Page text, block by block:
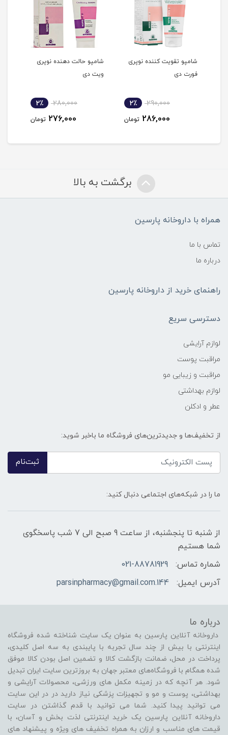
شامپو تقویت کننده نوپری
فورت دی
290,000 2٪
286,000 تومان
شامپو حالت دهنده نوپری
ویت دی
280,000 2٪
276,000 تومان
برگشت به بالا
همراه با داروخانه پارسین
تماس با ما
درباره ما
راهنمای خرید از داروخانه پارسین
دسترسی سریع
لوازم آرایشی
مراقبت پوست
مراقبت و زیبایی مو
لوازم بهداشتی
عطر و ادکلن
از تخفیف‌ها و جدیدترین‌های فروشگاه ما باخبر شوید:
ثبت‌نام
ما را در شبکه‌های اجتماعی دنبال کنید:
از شنبه تا پنجشنبه، از ساعت 9 صبح الی 7 شب پاسخگوی
شما هستیم
شماره تماس:
021-88781929
آدرس ایمیل:
144.parsinpharmacy@gmail.com
درباره ما
داروخانه آنلاین پارسین به عنوان یک سایت شناخته شده فروشگاه
اینترنتی با بیش از چند سال تجربه با پایبندی به سه اصل کلیدی،
پرداخت در محل، ضمانت بازگشت کالا و تضمین اصل بودن کالا موفق
شده همگام با فروشگاه‌های معتبر جهان به بروزترین سایت ایران تبدیل
شود. هر آنچه که در زمینه مکمل های ورزشی، محصولات آرایشی و
بهداشتی، پوست و مو و تجهیزات پزشکی نیاز دارید در در این سایت
می توانید پیدا کنید. شما می توانید با قدم گذاشتن در سایت
داروخانه آنلاین پارسین یک خرید اینترنتی لذت بخش و آسان، با
قیمت های مناسب و ارزان به همراه تخفیف های ویژه و پیشنهاد های